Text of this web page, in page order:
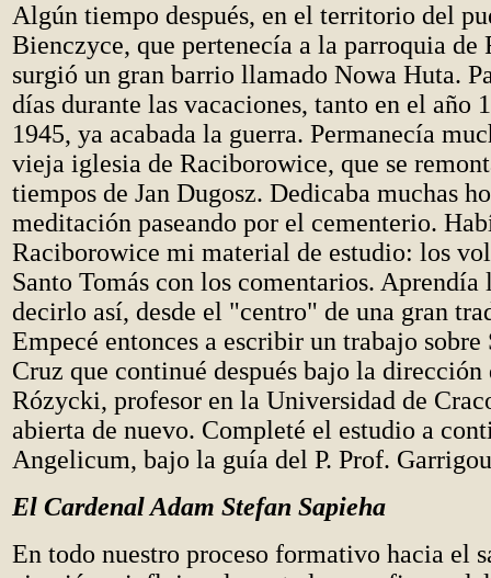
Algún tiempo después, en el territorio del
Bienczyce, que pertenecía a la parroquia de
surgió un gran barrio llamado Nowa Huta.
días durante las vacaciones, tanto en el año
1945, ya acabada la guerra. Permanecía
vieja iglesia de Raciborowice, que se
tiempos de Jan Dugosz. Dedicaba muchas
meditación paseando por el cementerio.
Raciborowice mi material de estudio: los
Santo Tomás con los comentarios.
decirlo así, desde el "centro" de una gran
Empecé entonces a escribir un trabajo sobre
Cruz que continué después bajo la dirección
Rózycki, profesor en la Universidad de
abierta de nuevo. Completé el estudio a
Angelicum, bajo la guía del P. Prof.
El Cardenal Adam Stefan Sapieha
En todo nuestro proceso formativo hacia el